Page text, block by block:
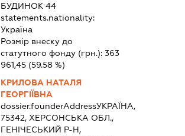
БУДИНОК 44
statements.nationality:
Україна
Розмір внеску до
статутного фонду (грн.):363
961,45 (59.58 %)
КРИЛОВА НАТАЛЯ
ГЕОРГІЇВНА
dossier.founderAddressУКРАЇНА,
75342, ХЕРСОНСЬКА ОБЛ.,
ГЕНІЧЕСЬКИЙ Р-Н,